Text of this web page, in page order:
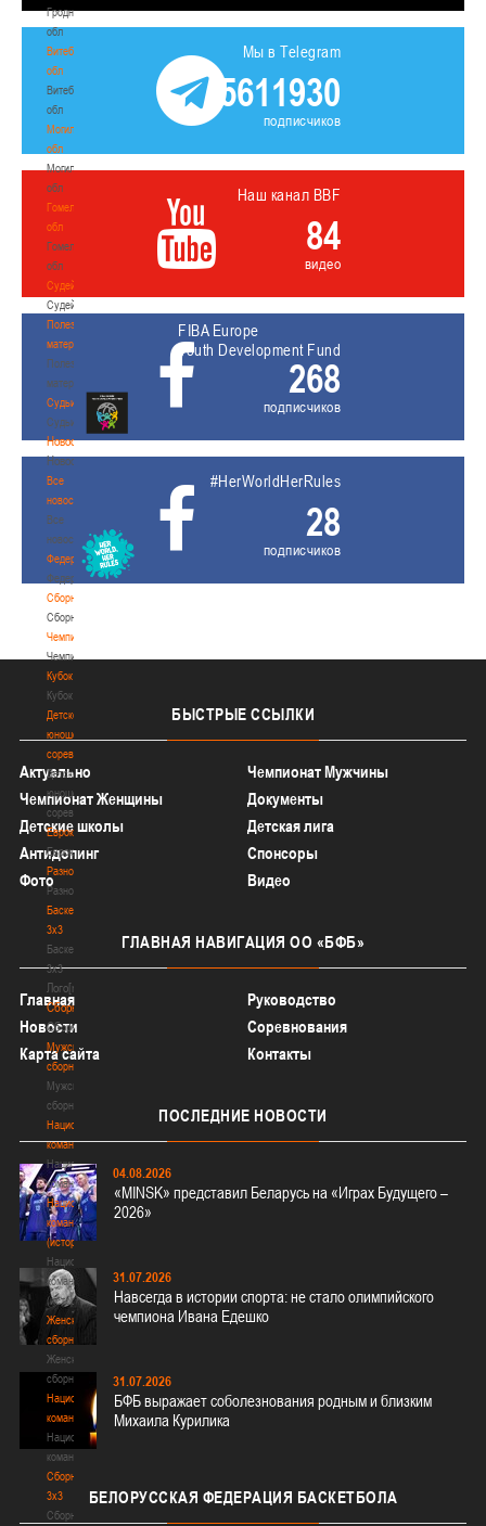
Гродненская
обл
Витебская
обл
Витебская
обл
Могилевская
обл
Могилевская
обл
Гомельская
обл
Гомельская
обл
Судейство
Судейство
Полезные
материалы
Полезные
материалы
Судьи
Судьи
Новости
Новости
Все
новости
Все
новости
Федерация
Федерация
Сборные
Сборные
Чемпионат
Чемпионат
Кубок
Кубок
Детско-
юношеские
соревнования
Детско-
юношеские
соревнования
Еврокубки
Еврокубки
Разное
Разное
Баскетбол
3х3
Баскетбол
3х3
Лого[modid=121]
Сборные
Сборные
Мужские
сборные
Мужские
сборные
Национальная
команда
Национальная
команда
Национальная
команда
(история)
Национальная
команда
(история)
Женские
сборные
Женские
сборные
Национальная
команда
Национальная
команда
Сборные
3х3
Сборные
Мы в Telegram
5611930
подписчиков
Наш канал BBF
84
видео
FIBA Europe
Youth Development Fund
268
подписчиков
#HerWorldHerRules
28
подписчиков
БЫСТРЫЕ ССЫЛКИ
Актуально
Чемпионат Мужчины
Чемпионат Женщины
Документы
Детские школы
Детская лига
Антидопинг
Спонсоры
Фото
Видео
ГЛАВНАЯ НАВИГАЦИЯ ОО «БФБ»
Главная
Руководство
Новости
Соревнования
Карта сайта
Контакты
ПОСЛЕДНИЕ НОВОСТИ
04.08.2026
«MINSK» представил Беларусь на «Играх Будущего –
2026»
31.07.2026
Навсегда в истории спорта: не стало олимпийского
чемпиона Ивана Едешко
31.07.2026
БФБ выражает соболезнования родным и близким
Михаила Курилика
БЕЛОРУССКАЯ ФЕДЕРАЦИЯ БАСКЕТБОЛА